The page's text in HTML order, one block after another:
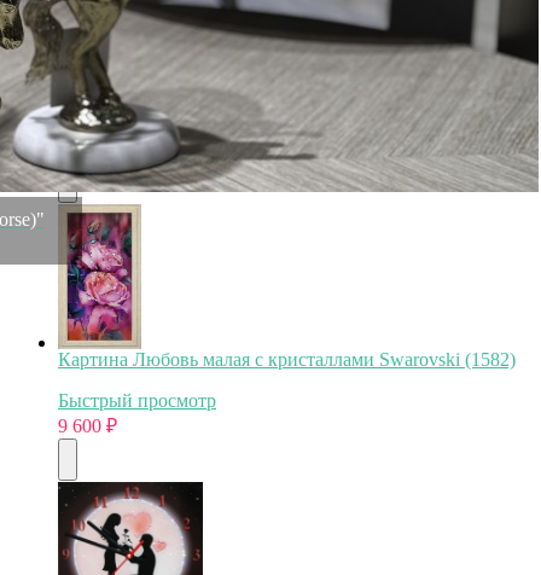
Картина Гортензия малая с кристаллами Swarovski
(1580)
Быстрый просмотр
9 600₽
Картина Любовь малая с кристаллами Swarovski (1582)
Быстрый просмотр
9 600 ₽